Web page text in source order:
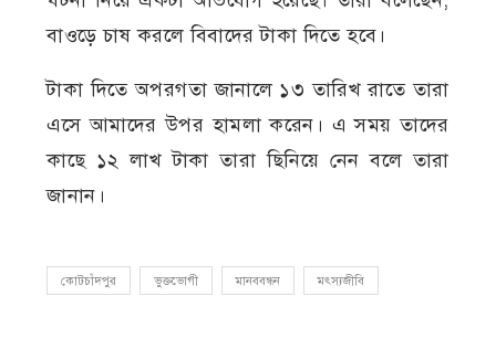
বাওড়ে চাষ করলে বিবাদের টাকা দিতে হবে।
টাকা দিতে অপরগতা জানালে ১৩ তারিখ রাতে তারা
এসে আমাদের উপর হামলা করেন। এ সময় তাদের
কাছে ১২ লাখ টাকা তারা ছিনিয়ে নেন বলে তারা
জানান।
কোটচাঁদপুর ভুক্তভোগী মানববন্ধন মৎস্যজীবি